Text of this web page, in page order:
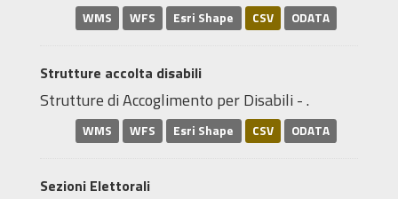
WMS WFS Esri Shape CSV ODATA
Strutture accolta disabili
Strutture di Accoglimento per Disabili - .
WMS WFS Esri Shape CSV ODATA
Sezioni Elettorali